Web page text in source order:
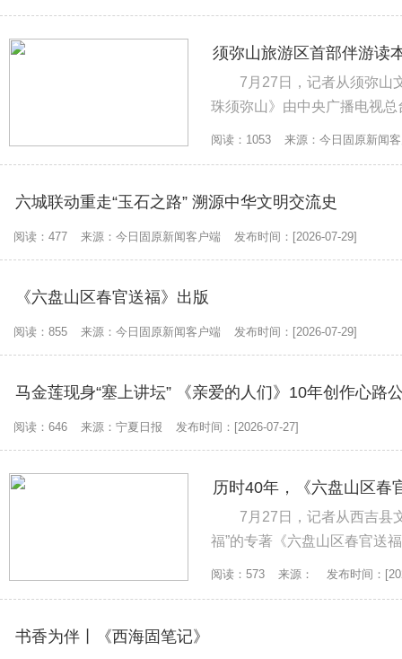
须弥山旅游区首部伴游读
7月27日，记者从须弥山
珠须弥山》由中央广播电视
旅游区无游客伴游读本的空白
阅读：1053 来源：今日固原新闻
六城联动重走“玉石之路” 溯源中华文明交流史
阅读：477 来源：今日固原新闻客户端 发布时间：[2026-07-29]
《六盘山区春官送福》出版
阅读：855 来源：今日固原新闻客户端 发布时间：[2026-07-29]
马金莲现身“塞上讲坛” 《亲爱的人们》10年创作心路
阅读：646 来源：宁夏日报 发布时间：[2026-07-27]
历时40年，《六盘山区春
7月27日，记者从西吉县
福”的专著《六盘山区春官送
一部学术成果，也意味着六
阅读：573 来源： 发布时间：
书香为伴丨《西海固笔记》